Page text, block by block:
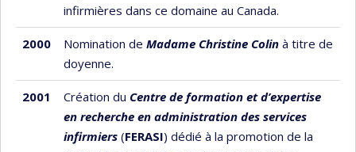
infirmières dans ce domaine au Canada.
2000 Nomination de Madame Christine Colin à titre de
doyenne.
2001 Création du Centre de formation et d’expertise
en recherche en administration des services
infirmiers (FERASI) dédié à la promotion de la